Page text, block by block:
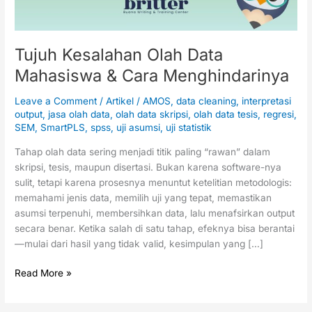
Tujuh Kesalahan Olah Data
Mahasiswa & Cara Menghindarinya
Leave a Comment /Artikel /AMOS,data cleaning, interpretasi
output, jasa olah data,olah data skripsi,olah data tesis, regresi,
SEM,SmartPLS, spss, uji asumsi, uji statistik
Tahap olah data sering menjadi titik paling “rawan” dalam
skripsi, tesis, maupun disertasi. Bukan karena software-nya
sulit, tetapi karena prosesnya menuntut ketelitian metodologis:
memahami jenis data, memilih uji yang tepat, memastikan
asumsi terpenuhi, membersihkan data, lalu menafsirkan output
secara benar. Ketika salah di satu tahap, efeknya bisa berantai
—mulai dari hasil yang tidak valid, kesimpulan yang […]
Read More »